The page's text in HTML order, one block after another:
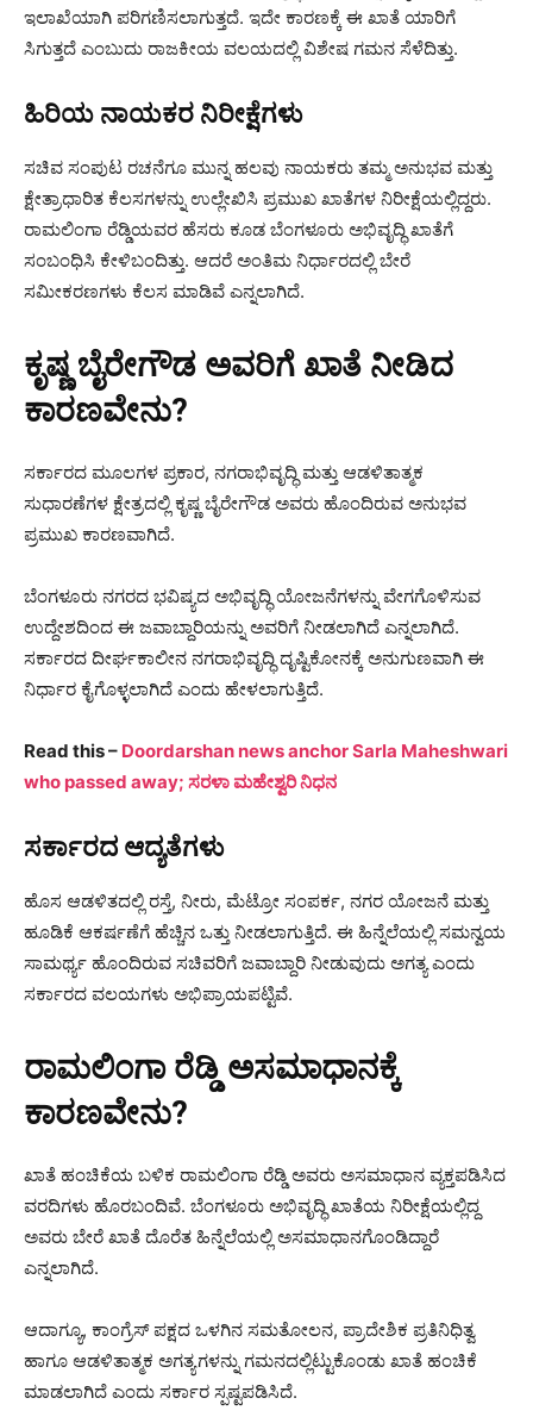
ಇಲಾಖೆಯಾಗಿ ಪರಿಗಣಿಸಲಾಗುತ್ತದೆ. ಇದೇ ಕಾರಣಕ್ಕೆ ಈ ಖಾತೆ ಯಾರಿಗೆ
ಸಿಗುತ್ತದೆ ಎಂಬುದು ರಾಜಕೀಯ ವಲಯದಲ್ಲಿ ವಿಶೇಷ ಗಮನ ಸೆಳೆದಿತ್ತು.
ಹಿರಿಯ ನಾಯಕರ ನಿರೀಕ್ಷೆಗಳು
ಸಚಿವ ಸಂಪುಟ ರಚನೆಗೂ ಮುನ್ನ ಹಲವು ನಾಯಕರು ತಮ್ಮ ಅನುಭವ ಮತ್ತು
ಕ್ಷೇತ್ರಾಧಾರಿತ ಕೆಲಸಗಳನ್ನು ಉಲ್ಲೇಖಿಸಿ ಪ್ರಮುಖ ಖಾತೆಗಳ ನಿರೀಕ್ಷೆಯಲ್ಲಿದ್ದರು.
ರಾಮಲಿಂಗಾ ರೆಡ್ಡಿಯವರ ಹೆಸರು ಕೂಡ ಬೆಂಗಳೂರು ಅಭಿವೃದ್ಧಿ ಖಾತೆಗೆ
ಸಂಬಂಧಿಸಿ ಕೇಳಿಬಂದಿತ್ತು. ಆದರೆ ಅಂತಿಮ ನಿರ್ಧಾರದಲ್ಲಿ ಬೇರೆ
ಸಮೀಕರಣಗಳು ಕೆಲಸ ಮಾಡಿವೆ ಎನ್ನಲಾಗಿದೆ.
ಕೃಷ್ಣ ಬೈರೇಗೌಡ ಅವರಿಗೆ ಖಾತೆ ನೀಡಿದ
ಕಾರಣವೇನು?
ಸರ್ಕಾರದ ಮೂಲಗಳ ಪ್ರಕಾರ, ನಗರಾಭಿವೃದ್ಧಿ ಮತ್ತು ಆಡಳಿತಾತ್ಮಕ
ಸುಧಾರಣೆಗಳ ಕ್ಷೇತ್ರದಲ್ಲಿ ಕೃಷ್ಣ ಬೈರೇಗೌಡ ಅವರು ಹೊಂದಿರುವ ಅನುಭವ
ಪ್ರಮುಖ ಕಾರಣವಾಗಿದೆ.
ಬೆಂಗಳೂರು ನಗರದ ಭವಿಷ್ಯದ ಅಭಿವೃದ್ಧಿ ಯೋಜನೆಗಳನ್ನು ವೇಗಗೊಳಿಸುವ
ಉದ್ದೇಶದಿಂದ ಈ ಜವಾಬ್ದಾರಿಯನ್ನು ಅವರಿಗೆ ನೀಡಲಾಗಿದೆ ಎನ್ನಲಾಗಿದೆ.
ಸರ್ಕಾರದ ದೀರ್ಘಕಾಲೀನ ನಗರಾಭಿವೃದ್ಧಿ ದೃಷ್ಟಿಕೋನಕ್ಕೆ ಅನುಗುಣವಾಗಿ ಈ
ನಿರ್ಧಾರ ಕೈಗೊಳ್ಳಲಾಗಿದೆ ಎಂದು ಹೇಳಲಾಗುತ್ತಿದೆ.
Read this – Doordarshan news anchor Sarla Maheshwari
who passed away; ಸರಳಾ ಮಹೇಶ್ವರಿ ನಿಧನ
ಸರ್ಕಾರದ ಆದ್ಯತೆಗಳು
ಹೊಸ ಆಡಳಿತದಲ್ಲಿ ರಸ್ತೆ, ನೀರು, ಮೆಟ್ರೋ ಸಂಪರ್ಕ, ನಗರ ಯೋಜನೆ ಮತ್ತು
ಹೂಡಿಕೆ ಆಕರ್ಷಣೆಗೆ ಹೆಚ್ಚಿನ ಒತ್ತು ನೀಡಲಾಗುತ್ತಿದೆ. ಈ ಹಿನ್ನೆಲೆಯಲ್ಲಿ ಸಮನ್ವಯ
ಸಾಮರ್ಥ್ಯ ಹೊಂದಿರುವ ಸಚಿವರಿಗೆ ಜವಾಬ್ದಾರಿ ನೀಡುವುದು ಅಗತ್ಯ ಎಂದು
ಸರ್ಕಾರದ ವಲಯಗಳು ಅಭಿಪ್ರಾಯಪಟ್ಟಿವೆ.
ರಾಮಲಿಂಗಾ ರೆಡ್ಡಿ ಅಸಮಾಧಾನಕ್ಕೆ
ಕಾರಣವೇನು?
ಖಾತೆ ಹಂಚಿಕೆಯ ಬಳಿಕ ರಾಮಲಿಂಗಾ ರೆಡ್ಡಿ ಅವರು ಅಸಮಾಧಾನ ವ್ಯಕ್ತಪಡಿಸಿದ
ವರದಿಗಳು ಹೊರಬಂದಿವೆ. ಬೆಂಗಳೂರು ಅಭಿವೃದ್ಧಿ ಖಾತೆಯ ನಿರೀಕ್ಷೆಯಲ್ಲಿದ್ದ
ಅವರು ಬೇರೆ ಖಾತೆ ದೊರೆತ ಹಿನ್ನೆಲೆಯಲ್ಲಿ ಅಸಮಾಧಾನಗೊಂಡಿದ್ದಾರೆ
ಎನ್ನಲಾಗಿದೆ.
ಆದಾಗ್ಯೂ, ಕಾಂಗ್ರೆಸ್ ಪಕ್ಷದ ಒಳಗಿನ ಸಮತೋಲನ, ಪ್ರಾದೇಶಿಕ ಪ್ರತಿನಿಧಿತ್ವ
ಹಾಗೂ ಆಡಳಿತಾತ್ಮಕ ಅಗತ್ಯಗಳನ್ನು ಗಮನದಲ್ಲಿಟ್ಟುಕೊಂಡು ಖಾತೆ ಹಂಚಿಕೆ
ಮಾಡಲಾಗಿದೆ ಎಂದು ಸರ್ಕಾರ ಸ್ಪಷ್ಟಪಡಿಸಿದೆ.